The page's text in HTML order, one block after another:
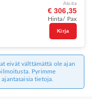
Aloita
€ 306,35
Hinta/ Pax
Kirja
eivät välttämättä ole ajan
Pyrimme
tietoja.